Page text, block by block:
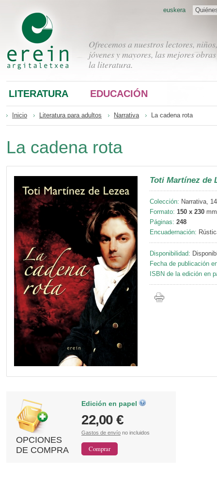
Ofrecemos a nuestros lectores, niños,
jóvenes y mayores, las mejores
la literatura.
euskera
LITERATURA EDUCACIÓN
Inicio Literatura para adultos Narrativa La cadena rota
La cadena rota
Toti Martínez de
Colección: Narrativa, 14
Formato: 150 x 230 mm
Páginas: 248
Encuadernación:
Disponibilidad:
Fecha de publicación
ISBN de la edición en
OPCIONES
DE COMPRA
Edición en papel
22,00 €
Gastos de envío no incluidos